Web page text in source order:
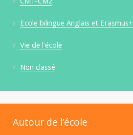
Ecole bilingue Anglais et Erasmus+
Vie de l'école
Non classé
Autour de l’école